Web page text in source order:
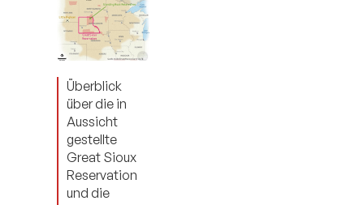
Überblick
über die in
Aussicht
gestellte
Great Sioux
Reservation
und die